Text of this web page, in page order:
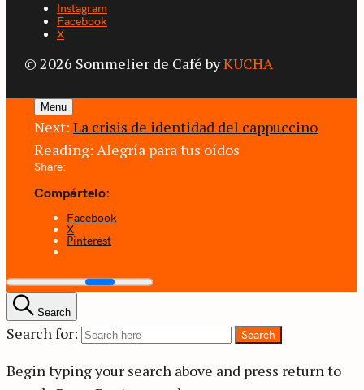
Instagram
Facebook
X
© 2026 Sommelier de Café byKUCHA
Menu
Next: La crisis de identidad del cappuccino
Reading: Alegría para tus oídos
Share:
Compártelo:
Facebook
X
Pinterest
Search
Search for: Search
Begin typing your search above and press return to